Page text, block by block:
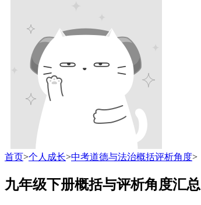
首页>个人成长>中考道德与法治概括评析角度>
九年级下册概括与评析角度汇总